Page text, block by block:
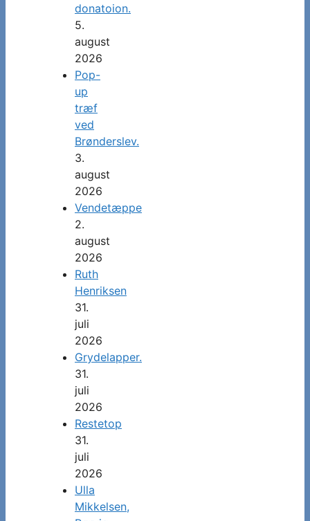
donatoion.
5.
august
2026
Pop-
up
træf
ved
Brønderslev.
3.
august
2026
Vendetæppe
2.
august
2026
Ruth
Henriksen
31.
juli
2026
Grydelapper.
31.
juli
2026
Restetop
31.
juli
2026
Ulla
Mikkelsen,